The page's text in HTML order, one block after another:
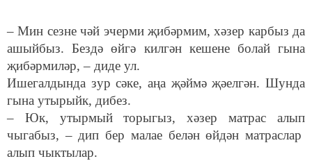
– Мин сезне чәй эчерми җибәрмим, хәзер карбыз да
ашыйбыз. Бездә өйгә килгән кешене болай гына
җибәрмиләр, – диде ул.
Ишегалдында зур сәке, аңа җәймә җәелгән. Шунда
гына утырыйк, дибез.
– Юк, утырмый торыгыз, хәзер матрас алып
чыгабыз, – дип бер малае белән өйдән матраслар
алып чыктылар.